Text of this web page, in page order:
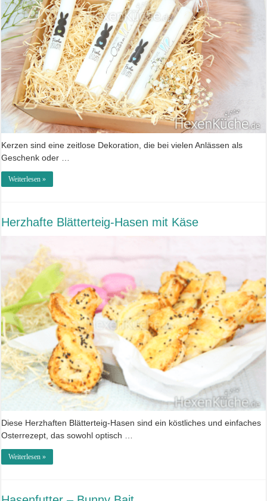
Kerzen sind eine zeitlose Dekoration, die bei vielen Anlässen als
Geschenk oder …
Weiterlesen »
Herzhafte Blätterteig-Hasen mit Käse
Diese Herzhaften Blätterteig-Hasen sind ein köstliches und einfaches
Osterrezept, das sowohl optisch …
Weiterlesen »